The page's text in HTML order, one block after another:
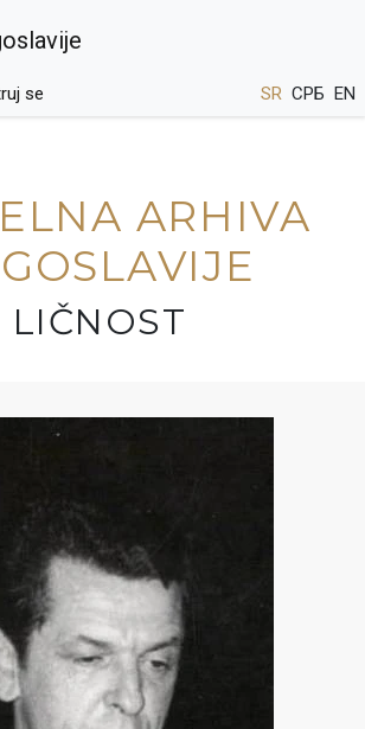
se SR СРБ EN
ARHIVA
LIČNOST